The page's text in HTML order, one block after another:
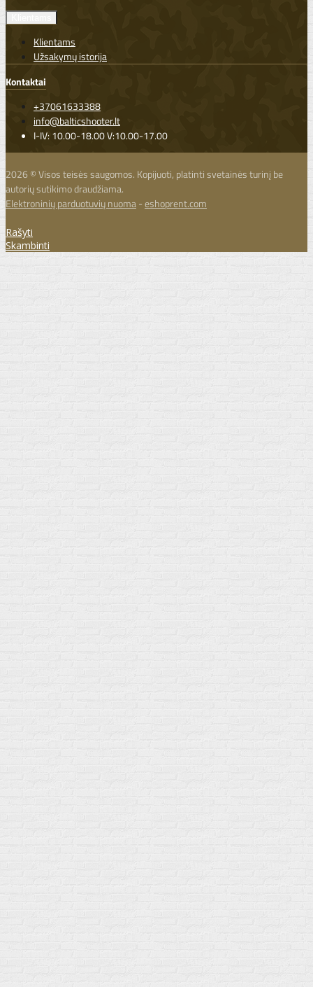
Klientams
Užsakymų istorija
Kontaktai
+37061633388
info@balticshooter.lt
I-IV: 10.00-18.00 V:10.00-17.00
2026 © Visos teisės saugomos. Kopijuoti, platinti svetainės turinį be
autorių sutikimo draudžiama.
Elektroninių parduotuvių nuoma-eshoprent.com
Rašyti
Skambinti